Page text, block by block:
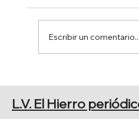
FERIA DE
Escribir un comentario...
L.V. El Hierro